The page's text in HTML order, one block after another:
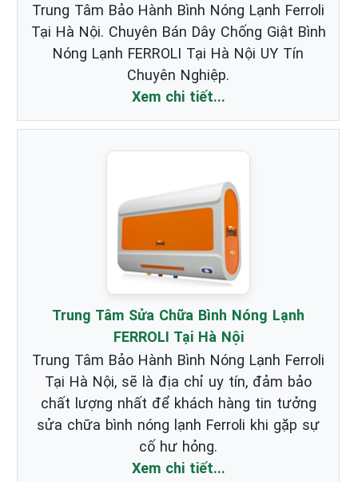
Trung Tâm Bảo Hành Bình Nóng Lạnh Ferroli
Tại Hà Nội. Chuyên Bán Dây Chống Giật Bình
Nóng Lạnh FERROLI Tại Hà Nội UY Tín
Chuyên Nghiệp.
Xem chi tiết...
Trung Tâm Sửa Chữa Bình Nóng Lạnh
FERROLI Tại Hà Nội
Trung Tâm Bảo Hành Bình Nóng Lạnh Ferroli
Tại Hà Nội, sẽ là địa chỉ uy tín, đảm bảo
chất lượng nhất để khách hàng tin tưởng
sửa chữa bình nóng lạnh Ferroli khi gặp sự
cố hư hỏng.
Xem chi tiết...